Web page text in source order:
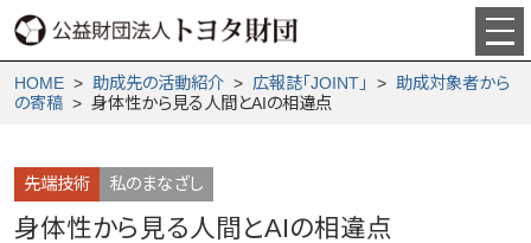
HOME> 助成先の活動紹介> 広報誌「JOINT」 > 助成対象者から
の寄稿> 身体性から見る人間とAIの相違点
先端技術 私のまなざし
身体性から見る人間とAIの相違点